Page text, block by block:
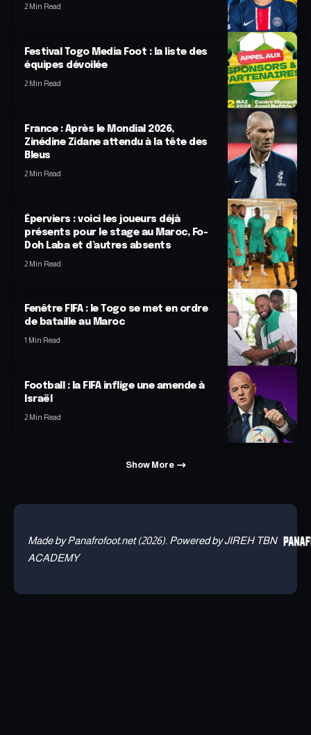
2 Min Read
Festival Togo Media Foot : la liste des
équipes dévoilée
2 Min Read
France : Après le Mondial 2026,
Zinédine Zidane attendu à la tête des
Bleus
2 Min Read
Éperviers : voici les joueurs déjà
présents pour le stage au Maroc, Fo-
Doh Laba et d’autres absents
2 Min Read
Fenêtre FIFA : le Togo se met en ordre
de bataille au Maroc
1 Min Read
Football : la FIFA inflige une amende à
Israël
2 Min Read
Show More
Made by Panafrofoot.net (2026). Powered by JIREH TBN
ACADEMY